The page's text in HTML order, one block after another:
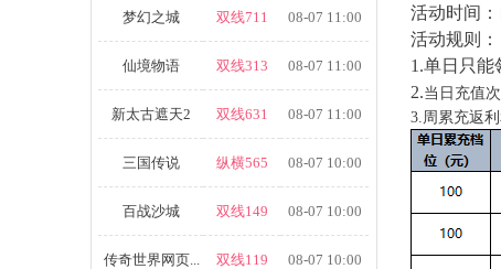
梦幻之城 双线711 08-07 11:00
仙境物语 双线313 08-07 11:00
新太古遮天2 双线631 08-07 11:00
三国传说 纵横565 08-07 10:00
百战沙城 双线149 08-07 10:00
传奇世界网页... 双线119 08-07 10:00
活动时间：
活动规则：
1.单日只能
2.当日充值
3.周累充返